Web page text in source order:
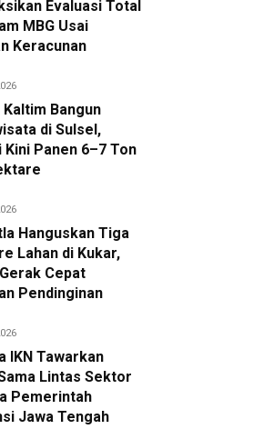
Evaluasi Total
MBG Usai
Keracunan
Kaltim Bangun
di Sulsel,
Kini Panen 6–7 Ton
Hanguskan Tiga
Lahan di Kukar,
Cepat
Pendinginan
IKN Tawarkan
Lintas Sektor
Pemerintah
Jawa Tengah